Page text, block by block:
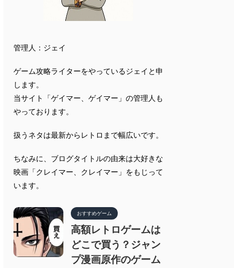
管理人：ジェイ
ゲーム攻略ライターをやっているジェイと申
します。
当サイト「ゲイマー、ゲイマー」の管理人も
やっております。
扱うネタは最新からレトロまで幅広いです。
ちなみに、ブログタイトルの由来は大好きな
映画「クレイマー、クレイマー」をもじって
います。
おすすめゲーム
高額レトロゲームは
どこで買う？ジャン
プ漫画原作のゲーム